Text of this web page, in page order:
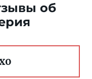
об